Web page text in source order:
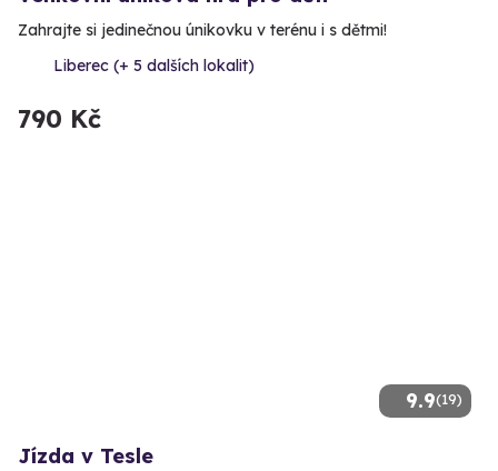
Zahrajte si jedinečnou únikovku v terénu i s dětmi!
Liberec (+ 5 dalších lokalit)
790 Kč
9.9(19)
Jízda v Tesle